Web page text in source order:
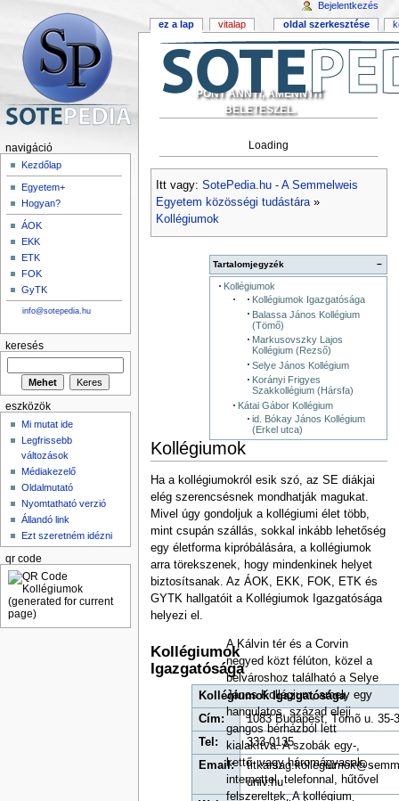
PONT ANNYI, AMENNYIT
BELETESZEL.
Loading
Itt vagy: SotePedia.hu - A Semmelweis
Egyetem közösségi tudástára»
Kollégiumok
−
Tartalomjegyzék
Kollégiumok
Kollégiumok Igazgatósága
Balassa János Kollégium
(Tömő)
Markusovszky Lajos
Kollégium (Rezső)
Selye János Kollégium
Korányi Frigyes
Szakkollégium (Hársfa)
Kátai Gábor Kollégium
id. Bókay János Kollégium
(Erkel utca)
Kollégiumok
Ha a kollégiumokról esik szó, az SE diákjai
elég szerencsésnek mondhatják magukat.
Mivel úgy gondoljuk a kollégiumi élet több,
mint csupán szállás, sokkal inkább lehetőség
egy életforma kipróbálására, a kollégiumok
arra törekszenek, hogy mindenkinek helyet
biztosítsanak. Az ÁOK, EKK, FOK, ETK és
GYTK hallgatóit a Kollégiumok Igazgatósága
helyezi el.
Kollégiumok
Igazgatósága
Kollégiumok Igazgatósága
Cím:
1083 Budapest, Tömõ u. 35-
Tel:
333-0135
Email:
univ.hu
A Kálvin tér és a Corvin
negyed közt félúton, közel a
belvároshoz található a Selye
János Kollégium, amely egy
hangulatos, század eleji
gangos bérházból lett
kialakítva. A szobák egy-,
kettő- vagy háromágyasak, ,
internettel, telefonnal, hűtővel
felszereltek. A kollégium
ez a lap vitalap oldal szerkesztése
Bejelentkezés
navigáció
Kezdőlap
Egyetem+
Hogyan?
ÁOK
EKK
ETK
FOK
GyTK
info@sotepedia.hu
keresés
eszközök
Mi mutat ide
Legfrissebb
változások
Médiakezelő
Oldalmutató
Nyomtatható verzió
Állandó link
Ezt szeretném idézni
qr code